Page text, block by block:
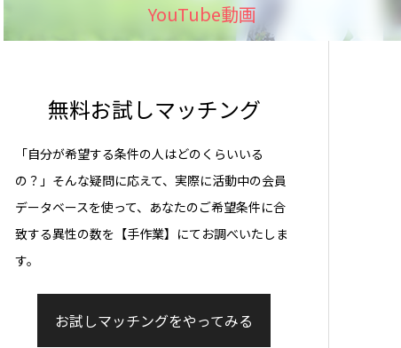
YouTube動画
無料お試しマッチング
「自分が希望する条件の人はどのくらいいる
の？」そんな疑問に応えて、実際に活動中の会員
データベースを使って、あなたのご希望条件に合
致する異性の数を【手作業】にてお調べいたしま
す。
お試しマッチングをやってみる